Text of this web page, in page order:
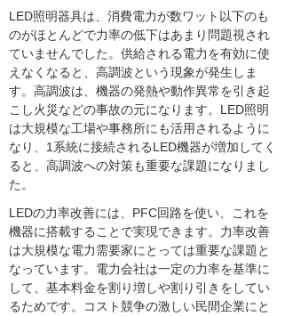
LED照明器具は、消費電力が数ワット以下のも
のがほとんどで力率の低下はあまり問題視され
ていませんでした。供給される電力を有効に使
えなくなると、高調波という現象が発生しま
す。高調波は、機器の発熱や動作異常を引き起
こし火災などの事故の元になります。LED照明
は大規模な工場や事務所にも活用されるように
なり、1系統に接続されるLED機器が増加してく
ると、高調波への対策も重要な課題になりまし
た。
LEDの力率改善には、PFC回路を使い、これを
機器に搭載することで実現できます。力率改善
は大規模な電力需要家にとっては重要な課題と
なっています。電力会社は一定の力率を基準に
して、基本料金を割り増しや割り引きをしてい
るためです。コスト競争の激しい民間企業にと